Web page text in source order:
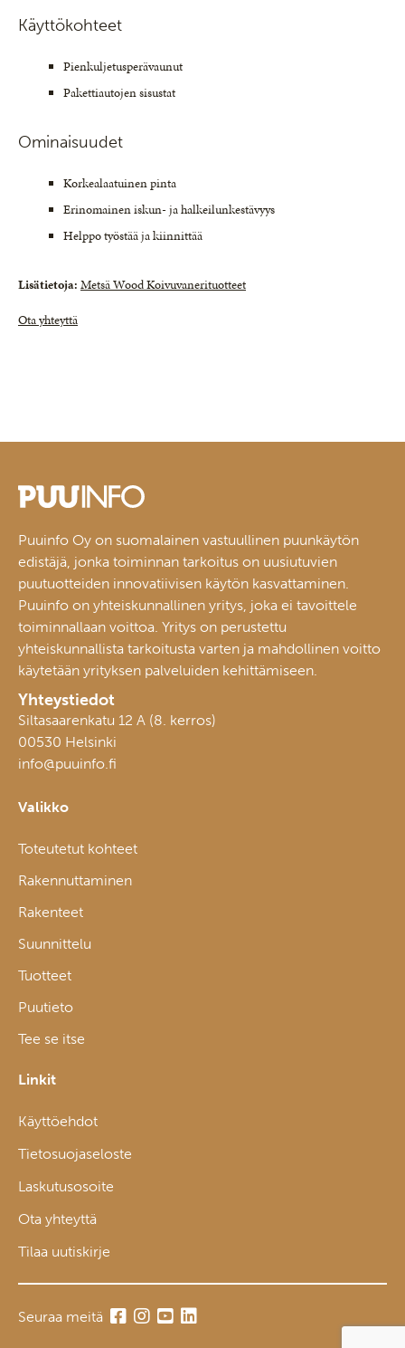
Käyttökohteet
Pienkuljetusperävaunut
Pakettiautojen sisustat
Ominaisuudet
Korkealaatuinen pinta
Erinomainen iskun- ja halkeilunkestävyys
Helppo työstää ja kiinnittää
Lisätietoja: Metsä Wood Koivuvanerituotteet
Ota yhteyttä
Puuinfo Oy on suomalainen vastuullinen puunkäytön
edistäjä, jonka toiminnan tarkoitus on uusiutuvien
puutuotteiden innovatiivisen käytön kasvattaminen.
Puuinfo on yhteiskunnallinen yritys, joka ei tavoittele
toiminnallaan voittoa. Yritys on perustettu
yhteiskunnallista tarkoitusta varten ja mahdollinen voitto
käytetään yrityksen palveluiden kehittämiseen.
Yhteystiedot
Siltasaarenkatu 12 A (8. kerros)
00530 Helsinki
info@puuinfo.fi
Valikko
Toteutetut kohteet
Rakennuttaminen
Rakenteet
Suunnittelu
Tuotteet
Puutieto
Tee se itse
Linkit
Käyttöehdot
Tietosuojaseloste
Laskutusosoite
Ota yhteyttä
Tilaa uutiskirje
Seuraa meitä